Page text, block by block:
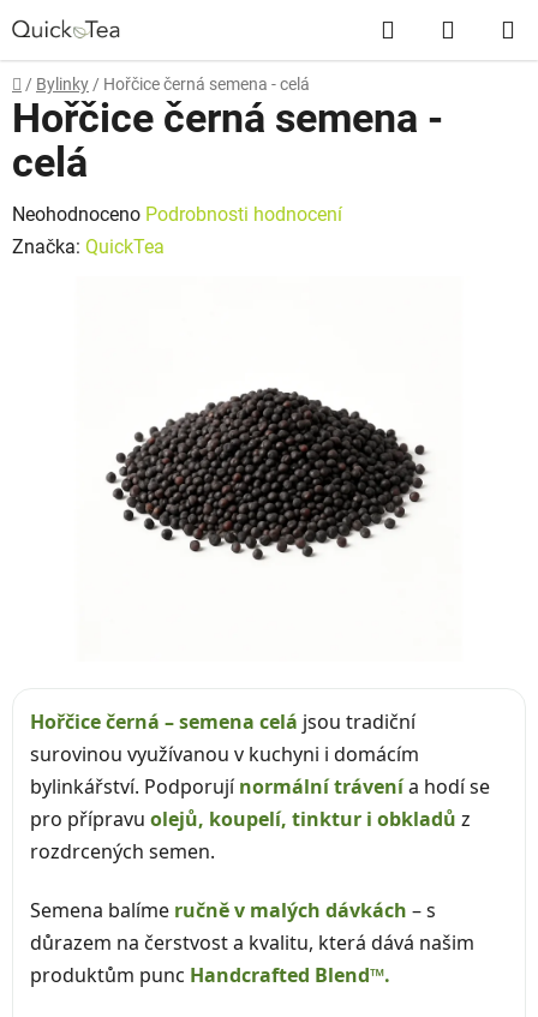
na
obsah
Hledat
KOŠÍK
Domů
/ Bylinky / Hořčice černá semena - celá
Hořčice černá – semena celá jsou tradiční
surovinou využívanou v kuchyni i domácím
bylinkářství. Podporujínormální trávenía hodí se
pro přípravu olejů, koupelí, tinktur i obkladů z
rozdrcených semen.
Semena balíme ručně v malých dávkách – s
důrazem na čerstvost a kvalitu, která dává našim
produktům punc Handcrafted Blend™.
Hořčice černá semena -
celá
Průměrné
hodnocení
Neohodnoceno Podrobnosti hodnocení
Značka: QuickTea